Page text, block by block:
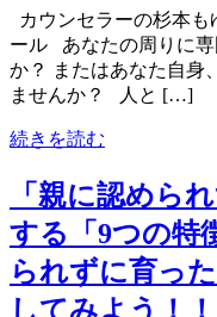
カウンセラーの杉本
ール あなたの周りに
か？ またはあなた自身
ませんか？ 人と […]
続きを読む
「親に認めら
する「9つの特
られずに育っ
してみよう！！